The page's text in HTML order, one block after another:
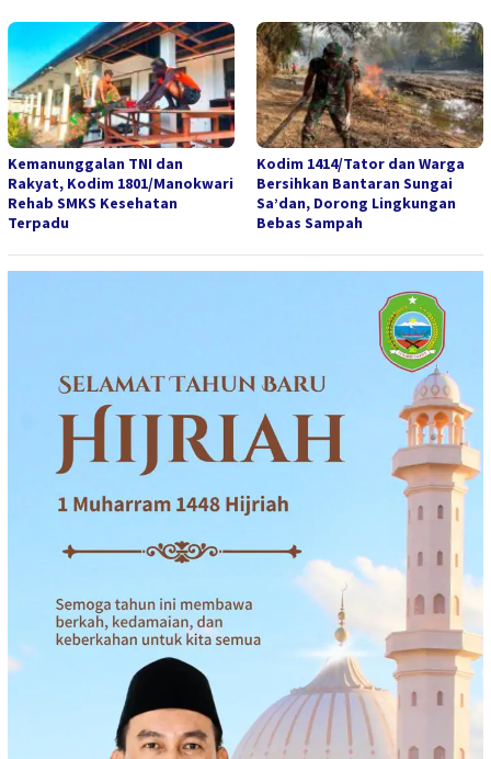
Kemanunggalan TNI dan
Rakyat, Kodim 1801/Manokwari
Rehab SMKS Kesehatan
Terpadu
Kodim 1414/Tator dan Warga
Bersihkan Bantaran Sungai
Sa’dan, Dorong Lingkungan
Bebas Sampah